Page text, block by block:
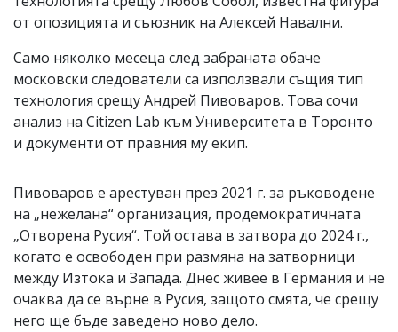
от опозицията и съюзник на Алексей Навални.
Само няколко месеца след забраната обаче
московски следователи са използвали същия тип
технология срещу Андрей Пивоваров. Това сочи
анализ на Citizen Lab към Университета в Торонто
и документи от правния му екип.
Пивоваров е арестуван през 2021 г. за ръководене
на „нежелана“ организация, продемократичната
„Отворена Русия“. Той остава в затвора до 2024 г.,
когато е освободен при размяна на затворници
между Изтока и Запада. Днес живее в Германия и не
очаква да се върне в Русия, защото смята, че срещу
него ще бъде заведено ново дело.